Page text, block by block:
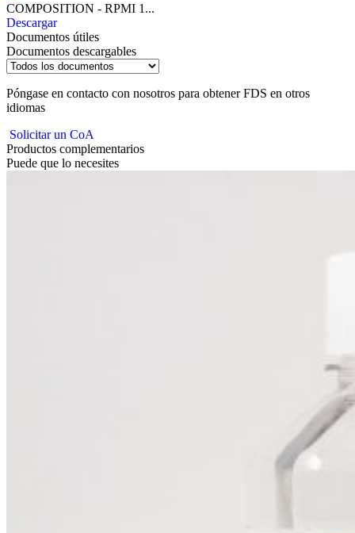
COMPOSITION - RPMI 1...
Descargar
Documentos útiles
Documentos descargables
Póngase en contacto con nosotros para obtener FDS en otros
idiomas
Solicitar un CoA
Productos complementarios
Puede que lo necesites